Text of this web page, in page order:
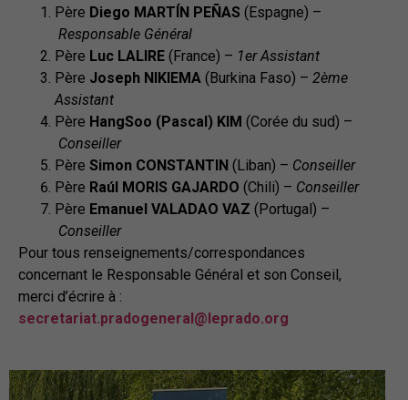
Père Diego MARTÍN PEÑAS (Espagne) –
Responsable Général
Père Luc LALIRE (France) – 1er Assistant
Père Joseph NIKIEMA (Burkina Faso) – 2ème
Assistant
Père HangSoo (Pascal) KIM (Corée du sud) –
Conseiller
Père Simon CONSTANTIN (Liban) – Conseiller
Père Raúl MORIS GAJARDO (Chili) – Conseiller
Père Emanuel VALADAO VAZ (Portugal) –
Conseiller
Pour tous renseignements/correspondances
concernant le Responsable Général et son Conseil,
merci d’écrire à :
secretariat.pradogeneral@leprado.org